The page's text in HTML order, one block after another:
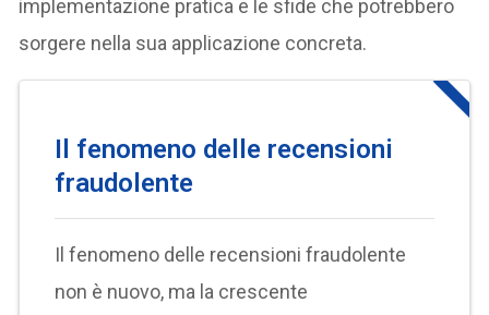
implementazione pratica e le sfide che potrebbero
sorgere nella sua applicazione concreta.
Il fenomeno delle recensioni
fraudolente
Il fenomeno delle recensioni fraudolente
non è nuovo, ma la crescente